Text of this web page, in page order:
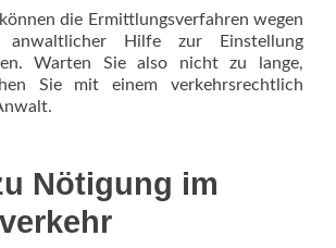
die Ermittlungsverfahren wegen
Hilfe zur Einstellung
Warten Sie also nicht zu lange,
Sie mit einem verkehrsrechtlich
Nötigung im